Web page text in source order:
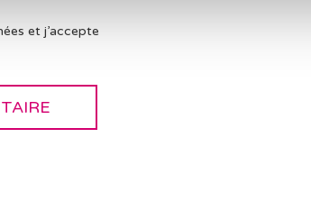
et j’accepte